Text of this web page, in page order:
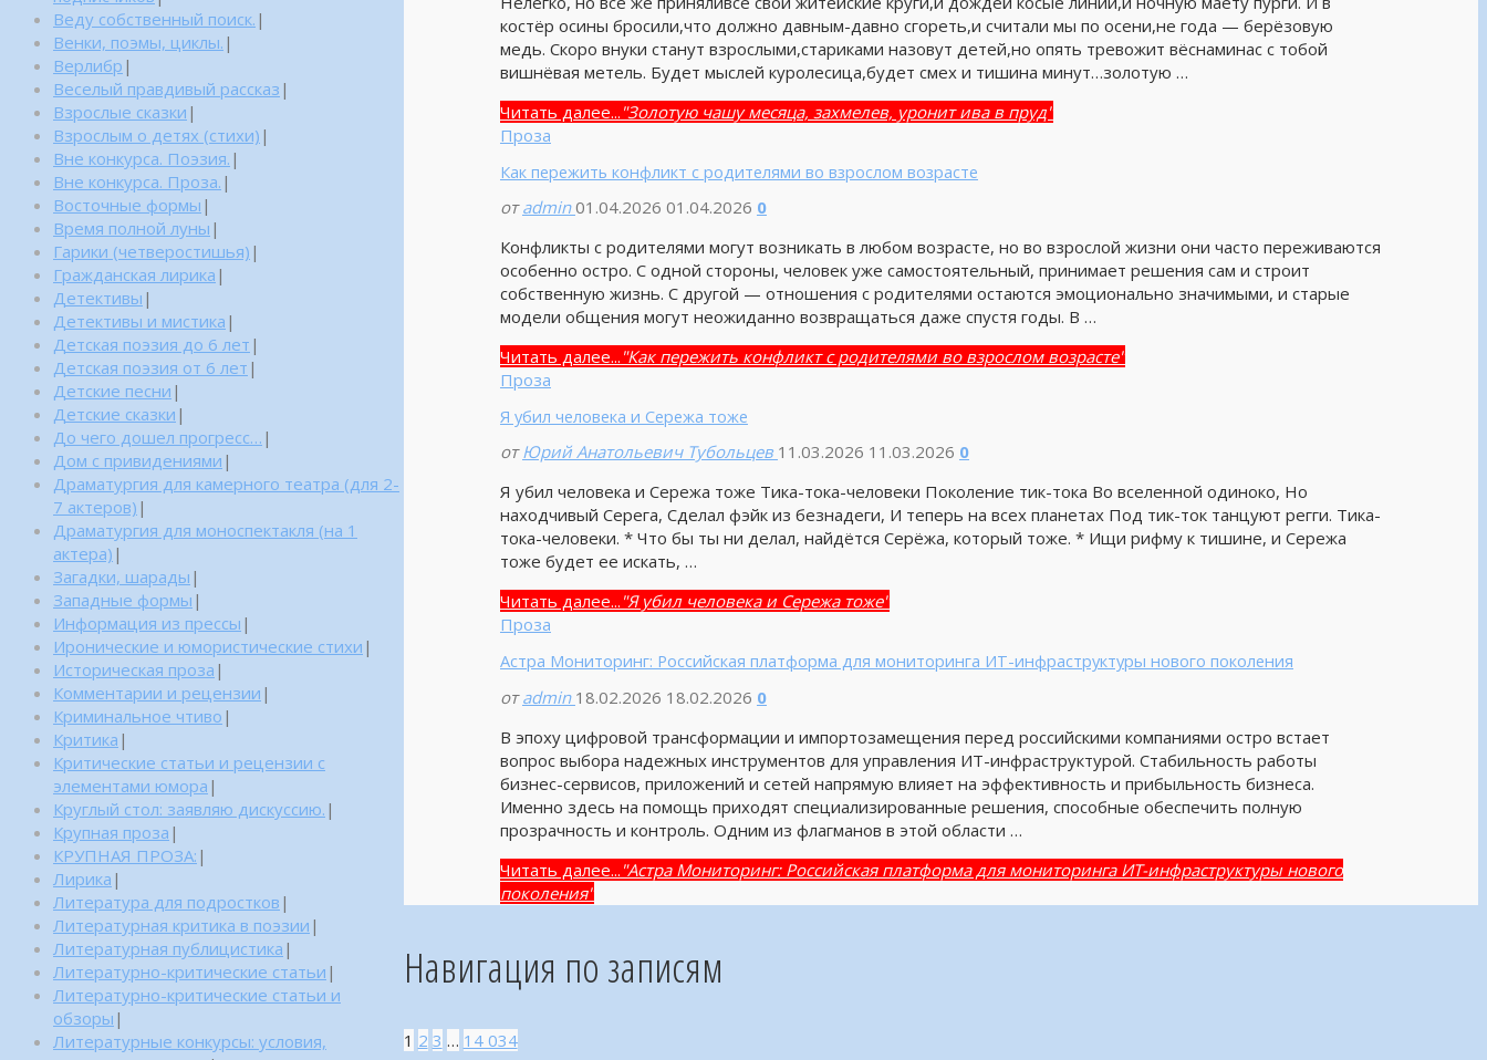
костёр осины бросили,что должно давным-давно сгореть,и считали мы по осени,не года — берёзовую
медь. Скоро внуки станут взрослыми,стариками назовут детей,но опять тревожит вёснаминас с тобой
вишнёвая метель. Будет мыслей куролесица,будет смех и тишина минут…золотую …
Читать далее... "Золотую чашу месяца, захмелев, уронит ива в пруд"
Проза
Как пережить конфликт с родителями во взрослом возрасте
от admin 01.04.2026 01.04.2026 0
Конфликты с родителями могут возникать в любом возрасте, но во взрослой жизни они часто переживаются
особенно остро. С одной стороны, человек уже самостоятельный, принимает решения сам и строит
собственную жизнь. С другой — отношения с родителями остаются эмоционально значимыми, и старые
модели общения могут неожиданно возвращаться даже спустя годы. В …
Читать далее... "Как пережить конфликт с родителями во взрослом возрасте"
Проза
Я убил человека и Сережа тоже
от Юрий Анатольевич Тубольцев 11.03.2026 11.03.2026 0
Я убил человека и Сережа тоже Тика-тока-человеки Поколение тик-тока Во вселенной одиноко, Но
находчивый Серега, Сделал фэйк из безнадеги, И теперь на всех планетах Под тик-ток танцуют регги. Тика-
тока-человеки. * Что бы ты ни делал, найдётся Серёжа, который тоже. * Ищи рифму к тишине, и Сережа
тоже будет ее искать, …
Читать далее... "Я убил человека и Сережа тоже"
Проза
Астра Мониторинг: Российская платформа для мониторинга ИТ-инфраструктуры нового поколения
от admin 18.02.2026 18.02.2026 0
В эпоху цифровой трансформации и импортозамещения перед российскими компаниями остро встает
вопрос выбора надежных инструментов для управления ИТ-инфраструктурой. Стабильность работы
бизнес-сервисов, приложений и сетей напрямую влияет на эффективность и прибыльность бизнеса.
Именно здесь на помощь приходят специализированные решения, способные обеспечить полную
прозрачность и контроль. Одним из флагманов в этой области …
Читать далее... "Астра Мониторинг: Российская платформа для мониторинга ИТ-инфраструктуры нового
поколения"
Навигация по записям
1 2 3 … 14 034
Веду собственный поиск. |
Венки, поэмы, циклы. |
Верлибр |
Веселый правдивый рассказ |
Взрослые сказки |
Взрослым о детях (стихи) |
Вне конкурса. Поэзия. |
Вне конкурса. Проза. |
Восточные формы |
Время полной луны |
Гарики (четверостишья) |
Гражданская лирика |
Детективы |
Детективы и мистика |
Детская поэзия до 6 лет |
Детская поэзия от 6 лет |
Детские песни |
Детские сказки |
До чего дошел прогресс… |
Дом с привидениями |
Драматургия для камерного театра (для 2-
7 актеров) |
Драматургия для моноспектакля (на 1
актера) |
Загадки, шарады |
Западные формы |
Информация из прессы |
Иронические и юмористические стихи |
Историческая проза |
Комментарии и рецензии |
Криминальное чтиво |
Критика |
Критические статьи и рецензии с
элементами юмора |
Круглый стол: заявляю дискуссию. |
Крупная проза |
КРУПНАЯ ПРОЗА: |
Лирика |
Литература для подростков |
Литературная критика в поэзии |
Литературная публицистика |
Литературно-критические статьи |
Литературно-критические статьи и
обзоры |
Литературные конкурсы: условия,